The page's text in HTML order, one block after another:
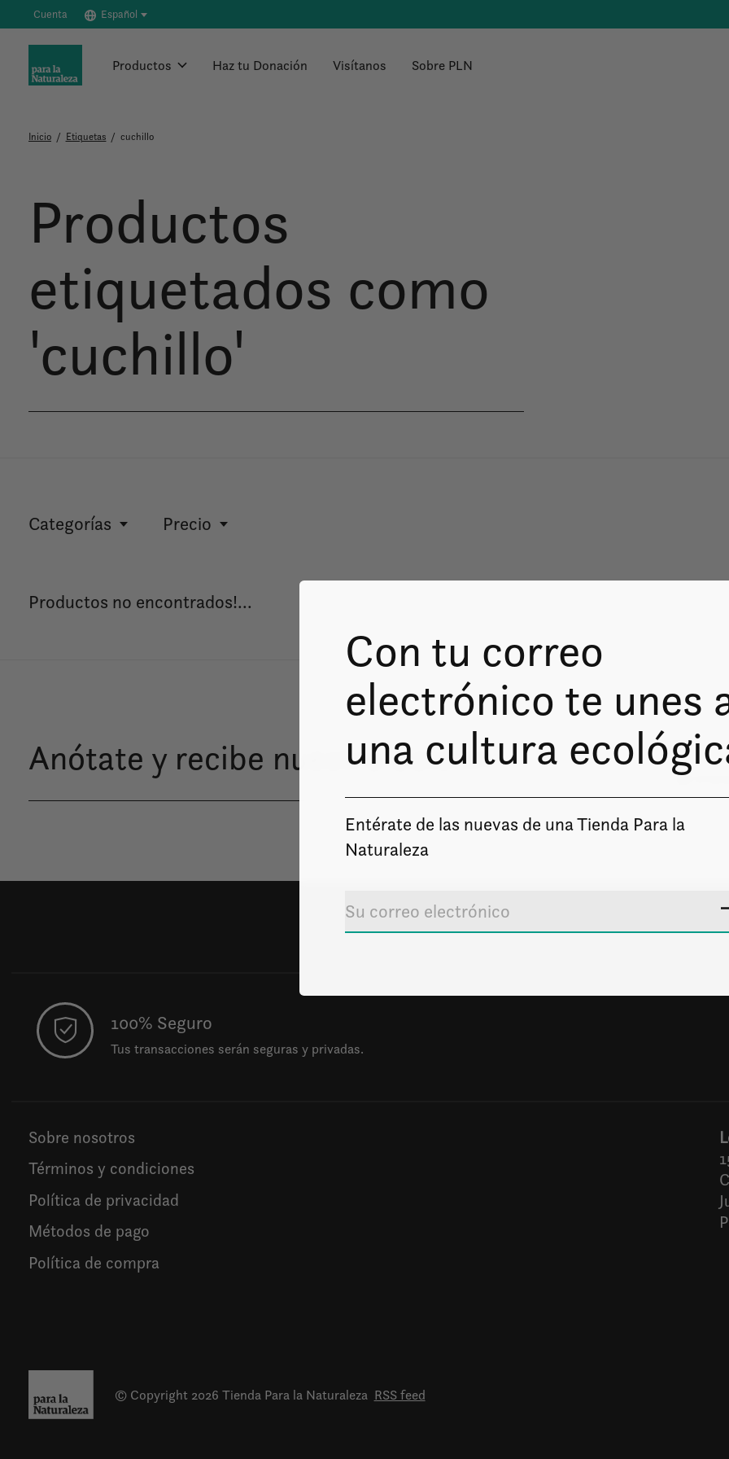
Cuenta Español
Productos Haz tu Donación Visítanos Sobre PLN
Inicio / Etiquetas / cuchillo
Productos
etiquetados como
'cuchillo'
Categorías Precio
Productos no encontrados!...
Anótate y recibe nuestro boletín
Solo
100% Seguro
Tus transacciones serán seguras y privadas.
Sobre nosotros
Términos y condiciones
Política de privacidad
Métodos de pago
Política de compra
© Copyright 2026 Tienda Para la Naturaleza RSS feed
Con tu correo
electrónico te unes
una cultura
Entérate de las nuevas de una Tienda Para la
Naturaleza